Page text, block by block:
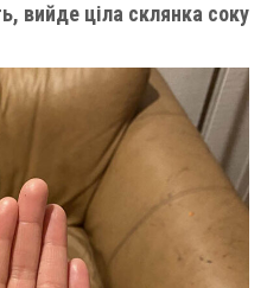
вийде ціла склянка соку